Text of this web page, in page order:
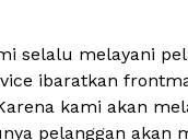
selalu melayani
ibaratkan
kami akan
pelanggan